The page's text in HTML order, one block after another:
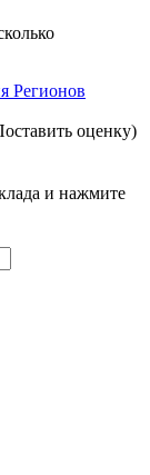
Регионов
оценку)
и нажмите